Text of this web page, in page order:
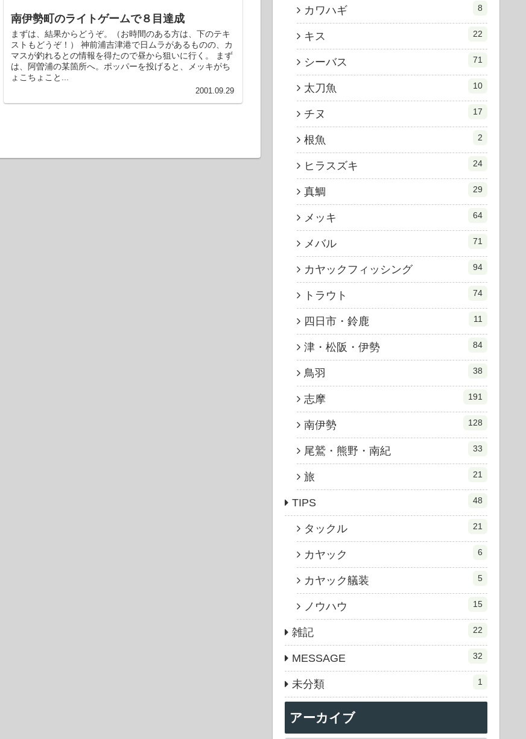
南伊勢町のライトゲームで８目達成
まずは、結果からどうぞ。（お時間のある方は、下のテキ
ストもどうぞ！） 神前浦吉津港で日ムラがあるものの、カ
マスが釣れるとの情報を得たので昼から狙いに行く。 まず
は、阿曽浦の某箇所へ。ポッパーを投げると、メッキがち
ょこちょこと...
2001.09.29
カワハギ 8
キス 22
シーバス 71
太刀魚 10
チヌ 17
根魚 2
ヒラスズキ 24
真鯛 29
メッキ 64
メバル 71
カヤックフィッシング 94
トラウト 74
四日市・鈴鹿 11
津・松阪・伊勢 84
鳥羽 38
志摩 191
南伊勢 128
尾鷲・熊野・南紀 33
旅 21
TIPS 48
タックル 21
カヤック 6
カヤック艤装 5
ノウハウ 15
雑記 22
MESSAGE 32
未分類 1
アーカイブ